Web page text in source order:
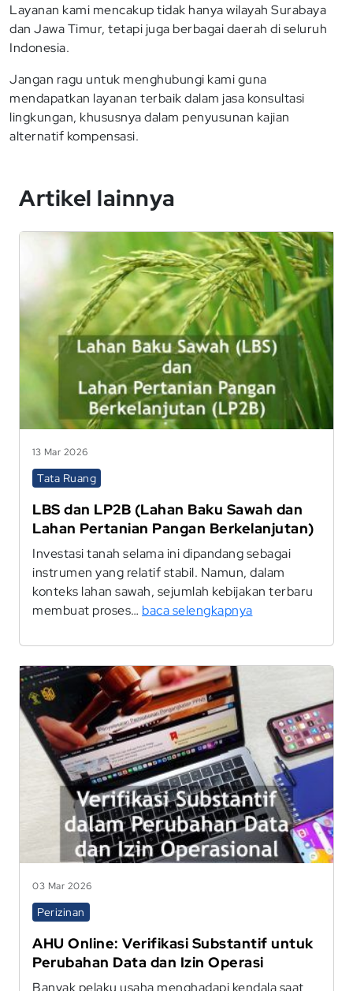
Layanan kami mencakup tidak hanya wilayah Surabaya
dan Jawa Timur, tetapi juga berbagai daerah di seluruh
Indonesia.
Jangan ragu untuk menghubungi kami guna
mendapatkan layanan terbaik dalam jasa konsultasi
lingkungan, khususnya dalam penyusunan kajian
alternatif kompensasi.
Artikel lainnya
13 Mar 2026
Tata Ruang
LBS dan LP2B (Lahan Baku Sawah dan
Lahan Pertanian Pangan Berkelanjutan)
Investasi tanah selama ini dipandang sebagai
instrumen yang relatif stabil. Namun, dalam
konteks lahan sawah, sejumlah kebijakan terbaru
membuat proses… baca selengkapnya
03 Mar 2026
Perizinan
AHU Online: Verifikasi Substantif untuk
Perubahan Data dan Izin Operasi
Banyak pelaku usaha menghadapi kendala saat